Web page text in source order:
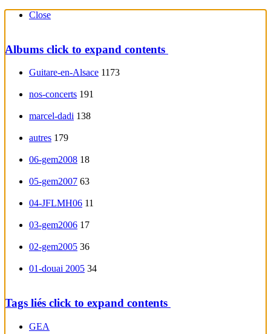
Close
Albums click to expand contents
Guitare-en-Alsace 1173
nos-concerts 191
marcel-dadi 138
autres 179
06-gem2008 18
05-gem2007 63
04-JFLMH06 11
03-gem2006 17
02-gem2005 36
01-douai 2005 34
Tags liés click to expand contents
GEA